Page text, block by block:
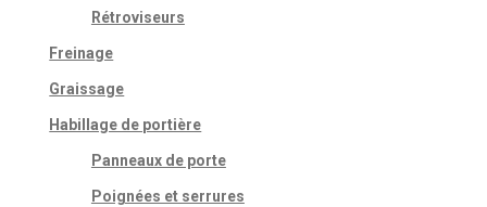
Rétroviseurs
Freinage
Graissage
Habillage de portière
Panneaux de porte
Poignées et serrures